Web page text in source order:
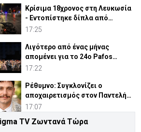
Κρίσιμα 18χρονος στη Λευκωσία
- Εντοπίστηκε δίπλα από
ηλεκτρικό ποδήλατο
17:25
Λιγότερο από ένας μήνας
απομένει για το 24ο Pafos
Aphrodite Festival
17:22
Ρέθυμνο: Συγκλονίζει ο
αποχαιρετισμός στον Παντελή
από τον Ιερέα Πατέρα του
17:07
Το θαύμα του Χρυσοσωτήρα που
TV Ζωντανά Τώρα